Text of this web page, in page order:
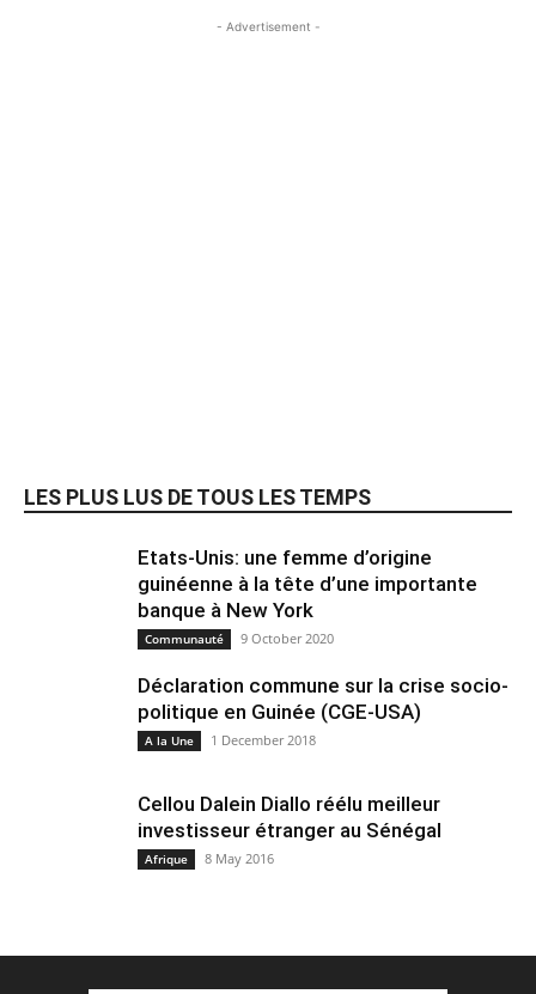
- Advertisement -
LES PLUS LUS DE TOUS LES TEMPS
Etats-Unis: une femme d’origine
guinéenne à la tête d’une importante
banque à New York
Communauté 9 October 2020
Déclaration commune sur la crise socio-
politique en Guinée (CGE-USA)
A la Une 1 December 2018
Cellou Dalein Diallo réélu meilleur
investisseur étranger au Sénégal
Afrique 8 May 2016